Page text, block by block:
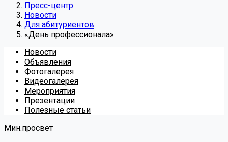
Пресс-центр
Новости
Для абитуриентов
«День профессионала»
Новости
Объявления
Фотогалерея
Видеогалерея
Мероприятия
Презентации
Полезные статьи
Мин.просвет